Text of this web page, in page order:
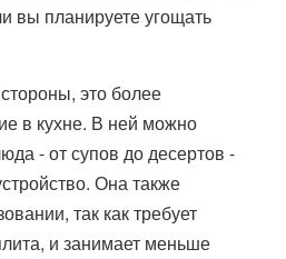
вы планируете угощать
это более
в кухне. В ней можно
- от супов до десертов -
Она также
так как требует
и занимает меньше